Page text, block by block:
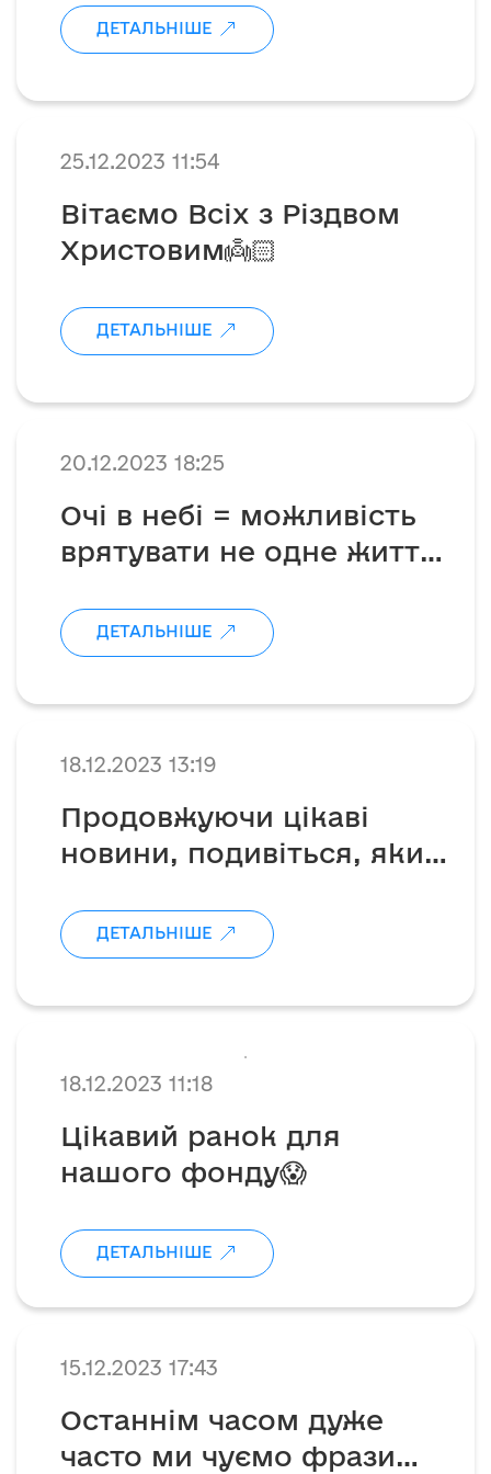
податків, які ми
сплачуємо і ще й при
цьому корупція для них -
зуби☢️
ДЕТАЛЬНІШЕ
25.12.2023 11:54
Вітаємо Всіх з Різдвом
Христовим👼🏻
ДЕТАЛЬНІШЕ
20.12.2023 18:25
Очі в небі = можливість
врятувати не одне життя
ДЕТАЛЬНІШЕ
18.12.2023 13:19
Продовжуючи цікаві
новини, подивіться, який
відправити😁
ДЕТАЛЬНІШЕ
.
18.12.2023 11:18
Цікавий ранок для
нашого фонду😱
ДЕТАЛЬНІШЕ
15.12.2023 17:43
Останнім часом дуже
часто ми чуємо фрази